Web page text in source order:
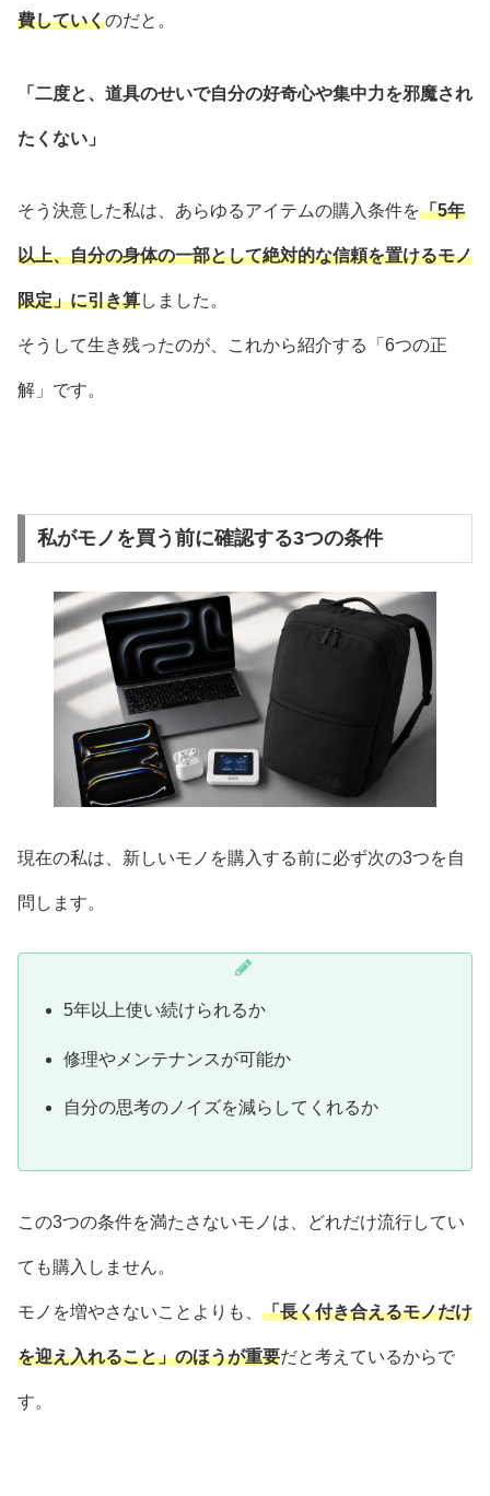
費していくのだと。
「二度と、道具のせいで自分の好奇心や集中力を邪魔され
たくない」
そう決意した私は、あらゆるアイテムの購入条件を「5年
以上、自分の身体の一部として絶対的な信頼を置けるモノ
限定」に引き算しました。
そうして生き残ったのが、これから紹介する「6つの正
解」です。
私がモノを買う前に確認する3つの条件
現在の私は、新しいモノを購入する前に必ず次の3つを自
問します。
5年以上使い続けられるか
修理やメンテナンスが可能か
自分の思考のノイズを減らしてくれるか
この3つの条件を満たさないモノは、どれだけ流行してい
ても購入しません。
モノを増やさないことよりも、 「長く付き合えるモノだけ
を迎え入れること」のほうが重要だと考えているからで
す。